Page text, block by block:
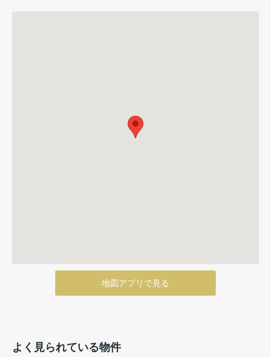
地図アプリで見る
よく見られている物件